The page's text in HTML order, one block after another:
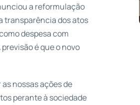
a reformulação
transparência dos atos
despesa com
é que o novo
nossas ações de
perante à sociedade